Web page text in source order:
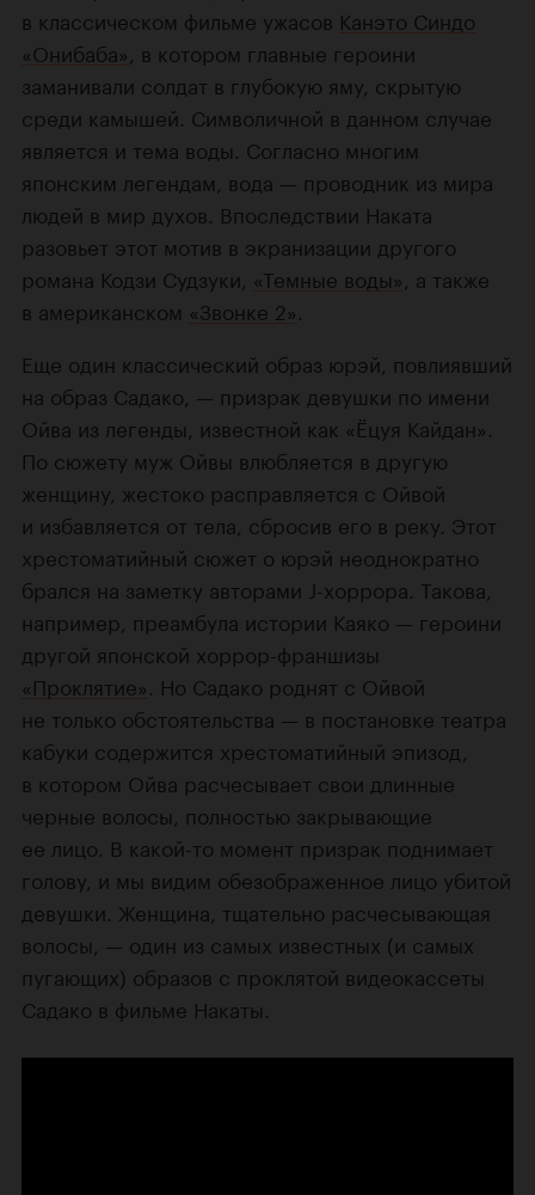
в классическом фильме ужасов Канэто Синдо
«Онибаба» , в котором главные героини
заманивали солдат в глубокую яму, скрытую
среди камышей. Символичной в данном случае
является и тема воды. Согласно многим
японским легендам, вода — проводник из мира
людей в мир духов. Впоследствии Наката
разовьет этот мотив в экранизации другого
романа Кодзи Судзуки, «Темные воды» , а также
в американском «Звонке 2»
Еще один классический образ юрэй, повлиявший
на образ Садако, — призрак девушки по имени
Ойва из легенды, известной как «Ёцуя Кайдан».
По сюжету муж Ойвы влюбляется в другую
женщину, жестоко расправляется с Ойвой
и избавляется от тела, сбросив его в реку. Этот
хрестоматийный сюжет о юрэй неоднократно
брался на заметку авторами J-хоррора. Такова,
например, преамбула истории Каяко — героини
другой японской хоррор-франшизы
«Проклятие» . Но Садако роднят с Ойвой
не только обстоятельства — в постановке театра
кабуки содержится хрестоматийный эпизод,
в котором Ойва расчесывает свои длинные
черные волосы, полностью закрывающие
ее лицо. В какой-то момент призрак поднимает
голову, и мы видим обезображенное лицо убитой
девушки. Женщина, тщательно расчесывающая
волосы, — один из самых известных (и самых
пугающих) образов с проклятой видеокассеты
Садако в фильме Накаты.